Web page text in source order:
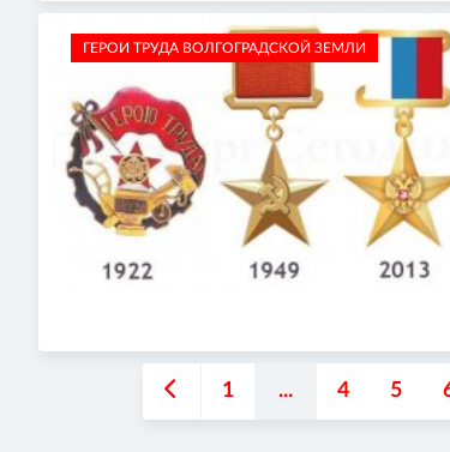
ГЕРОИ ТРУДА ВОЛГОГРАДСКОЙ ЗЕМЛИ
1 ... 4 5